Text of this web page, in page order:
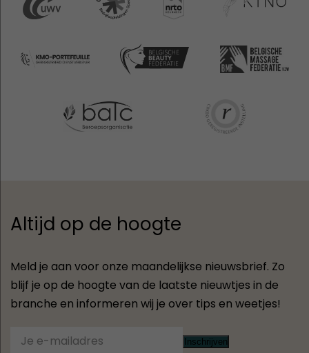
Altijd op de hoogte
Meld je aan voor onze maandelijkse nieuwsbrief. Zo
blijf je op de hoogte van de laatste nieuwtjes in de
branche en informeren wij je over tips en weetjes!
Inschrijven